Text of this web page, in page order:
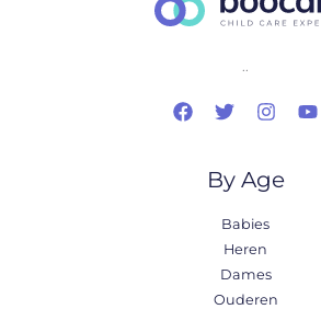
..
By Age
Babies
Heren
Dames
Ouderen